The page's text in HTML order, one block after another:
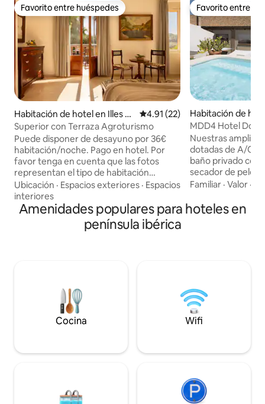
Favorito entre huéspedes
Favorito entre huéspedes
Habitación de hotel en Illes Ba
lears
Calificación promedio: 4.91 de
4.91 (22)
Superior con Terraza Agroturismo
Puede disponer de desayuno por 36€
habitación/noche. Pago en hotel. Por
favor tenga en cuenta que las fotos
representan el tipo de habitación
reservado pero todas las habitaciones
del agroturismo son distintas al tratarse
de una antigua posesión del sigo XVIII. La
habitación Doble Superior es amplia,
cómoda, con un estilo tradicional.
Ubicación · Espacios exteriores · Espacios
interiores
Favorito entre
Favorito entre
Habitación de
a
MDD4 Hotel
adultos
Nuestras amplias habitaciones están
dotadas de A/C,
baño privado con
secador de pelo.
conexión WiFi
se encuentra
dotada de
Familiar ·Valor ·
Amenidades populares para hoteles en
península ibérica
Cocina Wifi